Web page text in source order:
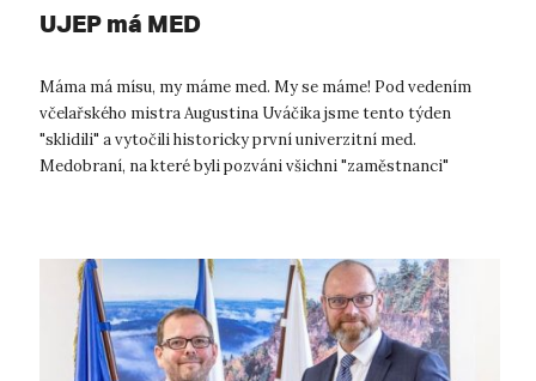
UJEP má MED
Máma má mísu, my máme med. My se máme! Pod vedením
včelařského mistra Augustina Uváčika jsme tento týden
"sklidili" a vytočili historicky první univerzitní med.
Medobraní, na které byli pozváni všichni "zaměstnanci"